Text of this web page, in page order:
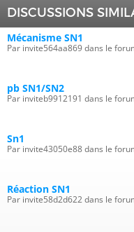
DISCUSSIONS
Mécanisme SN1
Par invite564aa869 dans le
pb SN1/SN2
Par inviteb9912191 dans le
Sn1
Par invite43050e88 dans le
Réaction SN1
Par invite58d2d622 dans le